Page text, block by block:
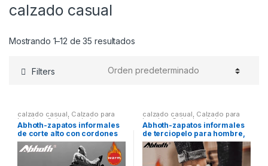
calzado casual
Mostrando 1–12 de 35 resultados
Filters
calzado casual, Calzado para
hombre Calzado y bolsos
Abhoth-zapatos informales
de corte alto con cordones
para hombre, zapatillas
cómodas para caminar, de
felpa, antideslizantes,
calzado casual, Calzado para
hombre Calzado y bolsos
Abhoth-zapatos informales
de terciopelo para hombre,
zapatillas cómodas
resistentes al desgaste, con
cordones, antideslizantes,